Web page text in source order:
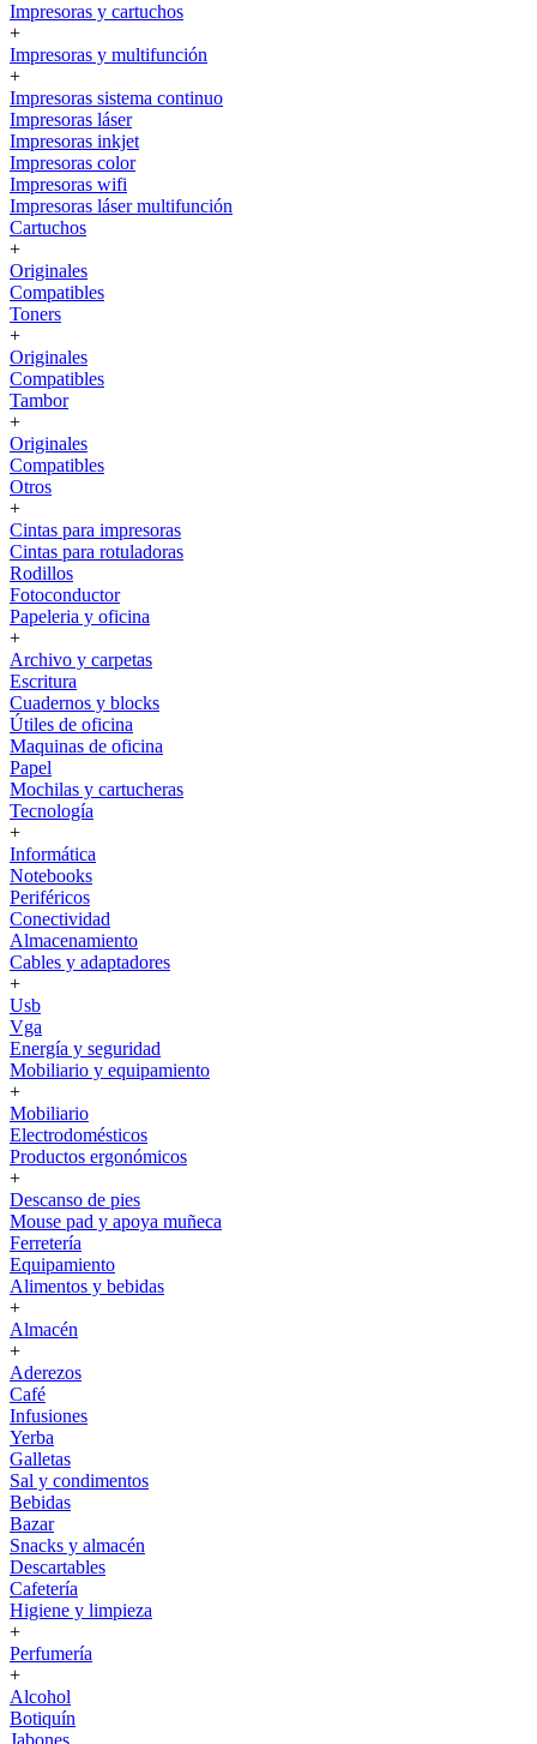
Impresoras y cartuchos
+
Impresoras y multifunción
+
Impresoras sistema continuo
Impresoras láser
Impresoras inkjet
Impresoras color
Impresoras wifi
Impresoras láser multifunción
Cartuchos
+
Originales
Compatibles
Toners
+
Originales
Compatibles
Tambor
+
Originales
Compatibles
Otros
+
Cintas para impresoras
Cintas para rotuladoras
Rodillos
Fotoconductor
Papeleria y oficina
+
Archivo y carpetas
Escritura
Cuadernos y blocks
Útiles de oficina
Maquinas de oficina
Papel
Mochilas y cartucheras
Tecnología
+
Informática
Notebooks
Periféricos
Conectividad
Almacenamiento
Cables y adaptadores
+
Usb
Vga
Energía y seguridad
Mobiliario y equipamiento
+
Mobiliario
Electrodomésticos
Productos ergonómicos
+
Descanso de pies
Mouse pad y apoya muñeca
Ferretería
Equipamiento
Alimentos y bebidas
+
Almacén
+
Aderezos
Café
Infusiones
Yerba
Galletas
Sal y condimentos
Bebidas
Bazar
Snacks y almacén
Descartables
Cafetería
Higiene y limpieza
+
Perfumería
+
Alcohol
Botiquín
Jabones